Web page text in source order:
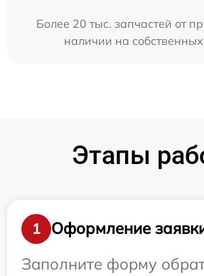
Более 20 тыс. запчастей от
наличии на
Этапы
1
Оформление
Заполните форму